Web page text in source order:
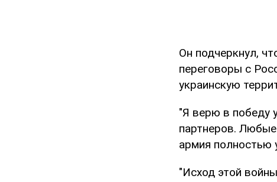
Он подчеркнул,
переговоры с
украинскую
"Я верю в победу
партнеров.
армия полностью
"Исход этой